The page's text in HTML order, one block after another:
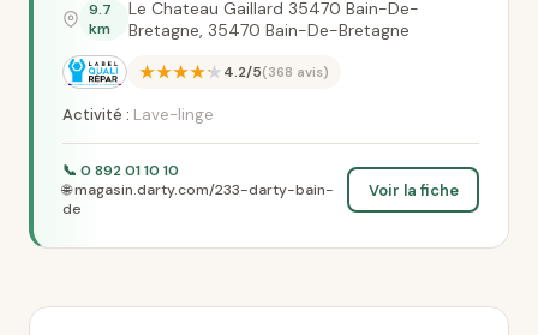
9.7
km
Le Chateau Gaillard 35470 Bain-De-
Bretagne, 35470 Bain-De-Bretagne
★★★★★4.2/5(368 avis)
Activité : Lave-linge
📞 0 892 01 10 10
🌐 magasin.darty.com/233-darty-bain-
de
Voir la fiche